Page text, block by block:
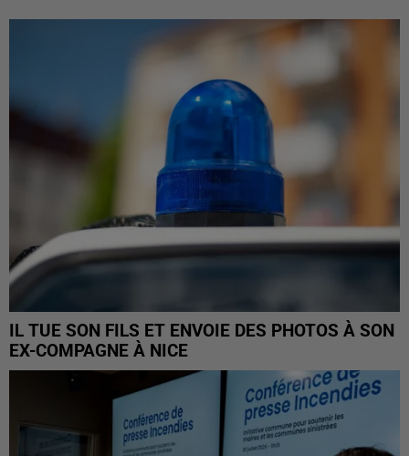
IL TUE SON FILS ET ENVOIE DES PHOTOS À SON
EX-COMPAGNE À NICE